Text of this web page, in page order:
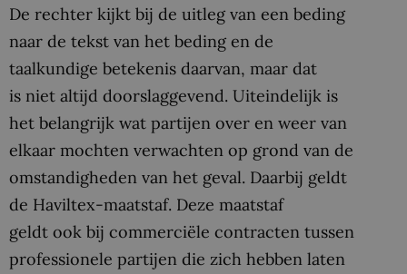
De rechter kijkt bij de uitleg van een beding
naar de tekst van het beding en de
taalkundige betekenis daarvan, maar dat
is niet altijd doorslaggevend. Uiteindelijk is
het belangrijk wat partijen over en weer van
elkaar mochten verwachten op grond van de
omstandigheden van het geval. Daarbij geldt
de Haviltex-maatstaf. Deze maatstaf
geldt ook bij commerciële contracten tussen
professionele partijen die zich hebben laten